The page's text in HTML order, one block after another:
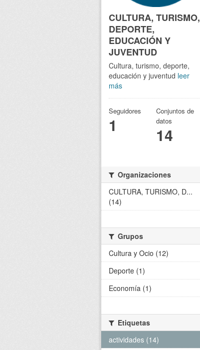
CULTURA, TURISMO,
DEPORTE,
EDUCACIÓN Y
JUVENTUD
Cultura, turismo, deporte,
educación y juventud leer
más
Seguidores
1
Conjuntos de
datos
14
Organizaciones
CULTURA, TURISMO, D...
(14)
Grupos
Cultura y Ocio (12)
Deporte (1)
Economía (1)
Etiquetas
actividades (14)